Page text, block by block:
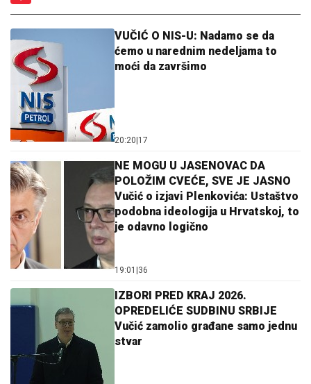
VUČIĆ O NIS-U: Nadamo se da
ćemo u narednim nedeljama to
moći da završimo
20:20 17
NE MOGU U JASENOVAC DA
POLOŽIM CVEĆE, SVE JE JASNO
Vučić o izjavi Plenkovića: Ustaštvo
podobna ideologija u Hrvatskoj, to
je odavno logično
19:01 36
IZBORI PRED KRAJ 2026.
OPREDELIĆE SUDBINU SRBIJE
Vučić zamolio građane samo jednu
stvar